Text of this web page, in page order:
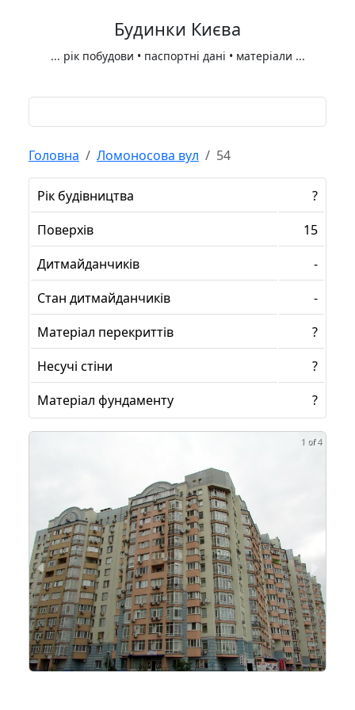
Будинки Києва
... рік побудови • паспортні дані • матеріали ...
Головна Ломоносова вул 54
Рік будівництва
?
Поверхів
15
Дитмайданчиків
-
Стан дитмайданчиків
-
Матеріал перекриттів
?
Несучі стіни
?
Матеріал фундаменту
?
1 of 4